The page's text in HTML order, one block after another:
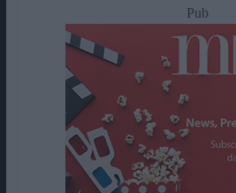
Pub